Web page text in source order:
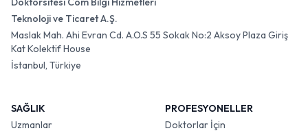
Teknoloji ve Ticaret A.Ş.
Maslak Mah. Ahi Evran Cd. A.O.S 55 Sokak No:2 Aksoy Plaza Giriş
Kat Kolektif House
İstanbul, Türkiye
SAĞLIK
Uzmanlar
PROFESYONELLER
Doktorlar İçin